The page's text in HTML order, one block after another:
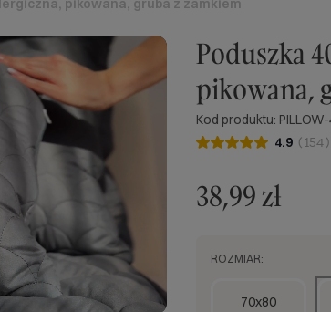
pikowana, gruba z zamkiem
Poduszka
pikowana,
Kod produktu:
4.9 ( 154 )
38,99 zł
ROZMIAR:
70x80